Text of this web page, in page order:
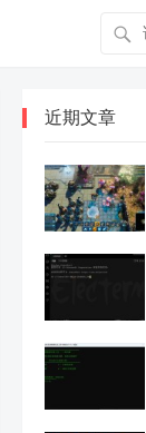
近期文章